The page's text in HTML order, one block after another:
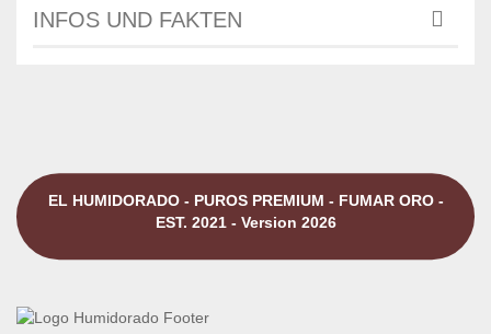
INFOS UND FAKTEN
EL HUMIDORADO - PUROS PREMIUM - FUMAR ORO -
EST. 2021 - Version 2026